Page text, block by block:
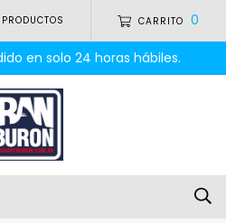
PRODUCTOS CARRITO 0
en solo 24 horas hábiles.